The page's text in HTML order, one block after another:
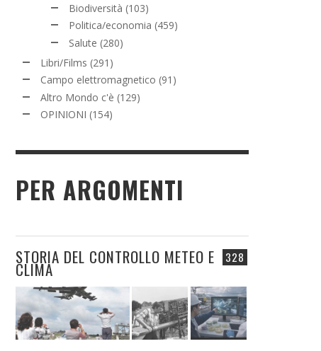
Biodiversità (103)
Politica/economia (459)
Salute (280)
Libri/Films (291)
Campo elettromagnetico (91)
Altro Mondo c'è (129)
OPINIONI (154)
PER ARGOMENTI
328
STORIA DEL CONTROLLO METEO E
CLIMA